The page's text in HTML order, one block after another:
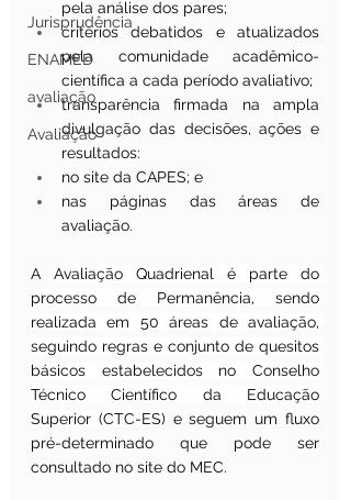
Jurisprudência
ENAMED
avaliação
Avaliação
pela análise dos pares;
critérios debatidos e atualizados
pela comunidade acadêmico-
científica a cada período avaliativo;
transparência firmada na ampla
divulgação das decisões, ações e
resultados:
no site da CAPES; e
nas páginas das áreas de
avaliação.
A Avaliação Quadrienal é parte do
processo de Permanência, sendo
realizada em 50 áreas de avaliação,
seguindo regras e conjunto de quesitos
básicos estabelecidos no Conselho
Técnico Científico da Educação
Superior (CTC-ES) e seguem um fluxo
pré-determinado que pode ser
consultado no site do MEC.